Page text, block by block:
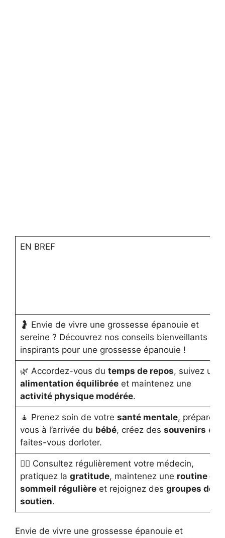
EN BREF
🤰 Envie de vivre une grossesse épanouie et
sereine ? Découvrez nos conseils bienveillants et
inspirants pour une grossesse épanouie !
🌿 Accordez-vous du temps de repos, suivez une
alimentation équilibréeet maintenez une
activité physique modérée.
🧘 Prenez soin de votre santé mentale, préparez-
vous à l’arrivée du bébé, créez des souvenirs et
faites-vous dorloter.
👩‍⚕️ Consultez régulièrement votre médecin,
pratiquez la gratitude, maintenez une routine de
sommeil régulièreet rejoignez des groupes de
soutien.
Envie de vivre une grossesse épanouie et